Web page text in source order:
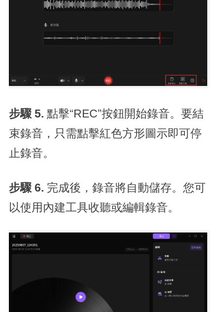
步驟 5. 點擊“REC”按鈕開始錄音。要結
束錄音，只需點擊紅色方形圖示即可停
止錄音。
步驟 6. 完成後，錄音將自動儲存。您可
以使用內建工具收聽或編輯錄音。